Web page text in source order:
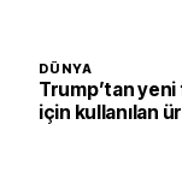
DÜNYA
Trump’tan
için kullanılan